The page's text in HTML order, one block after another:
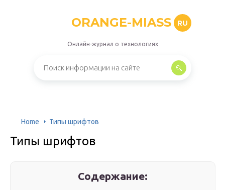
ORANGE-MIASS RU
Онлайн-журнал о технологиях
Home Типы шрифтов
Типы шрифтов
Содержание: